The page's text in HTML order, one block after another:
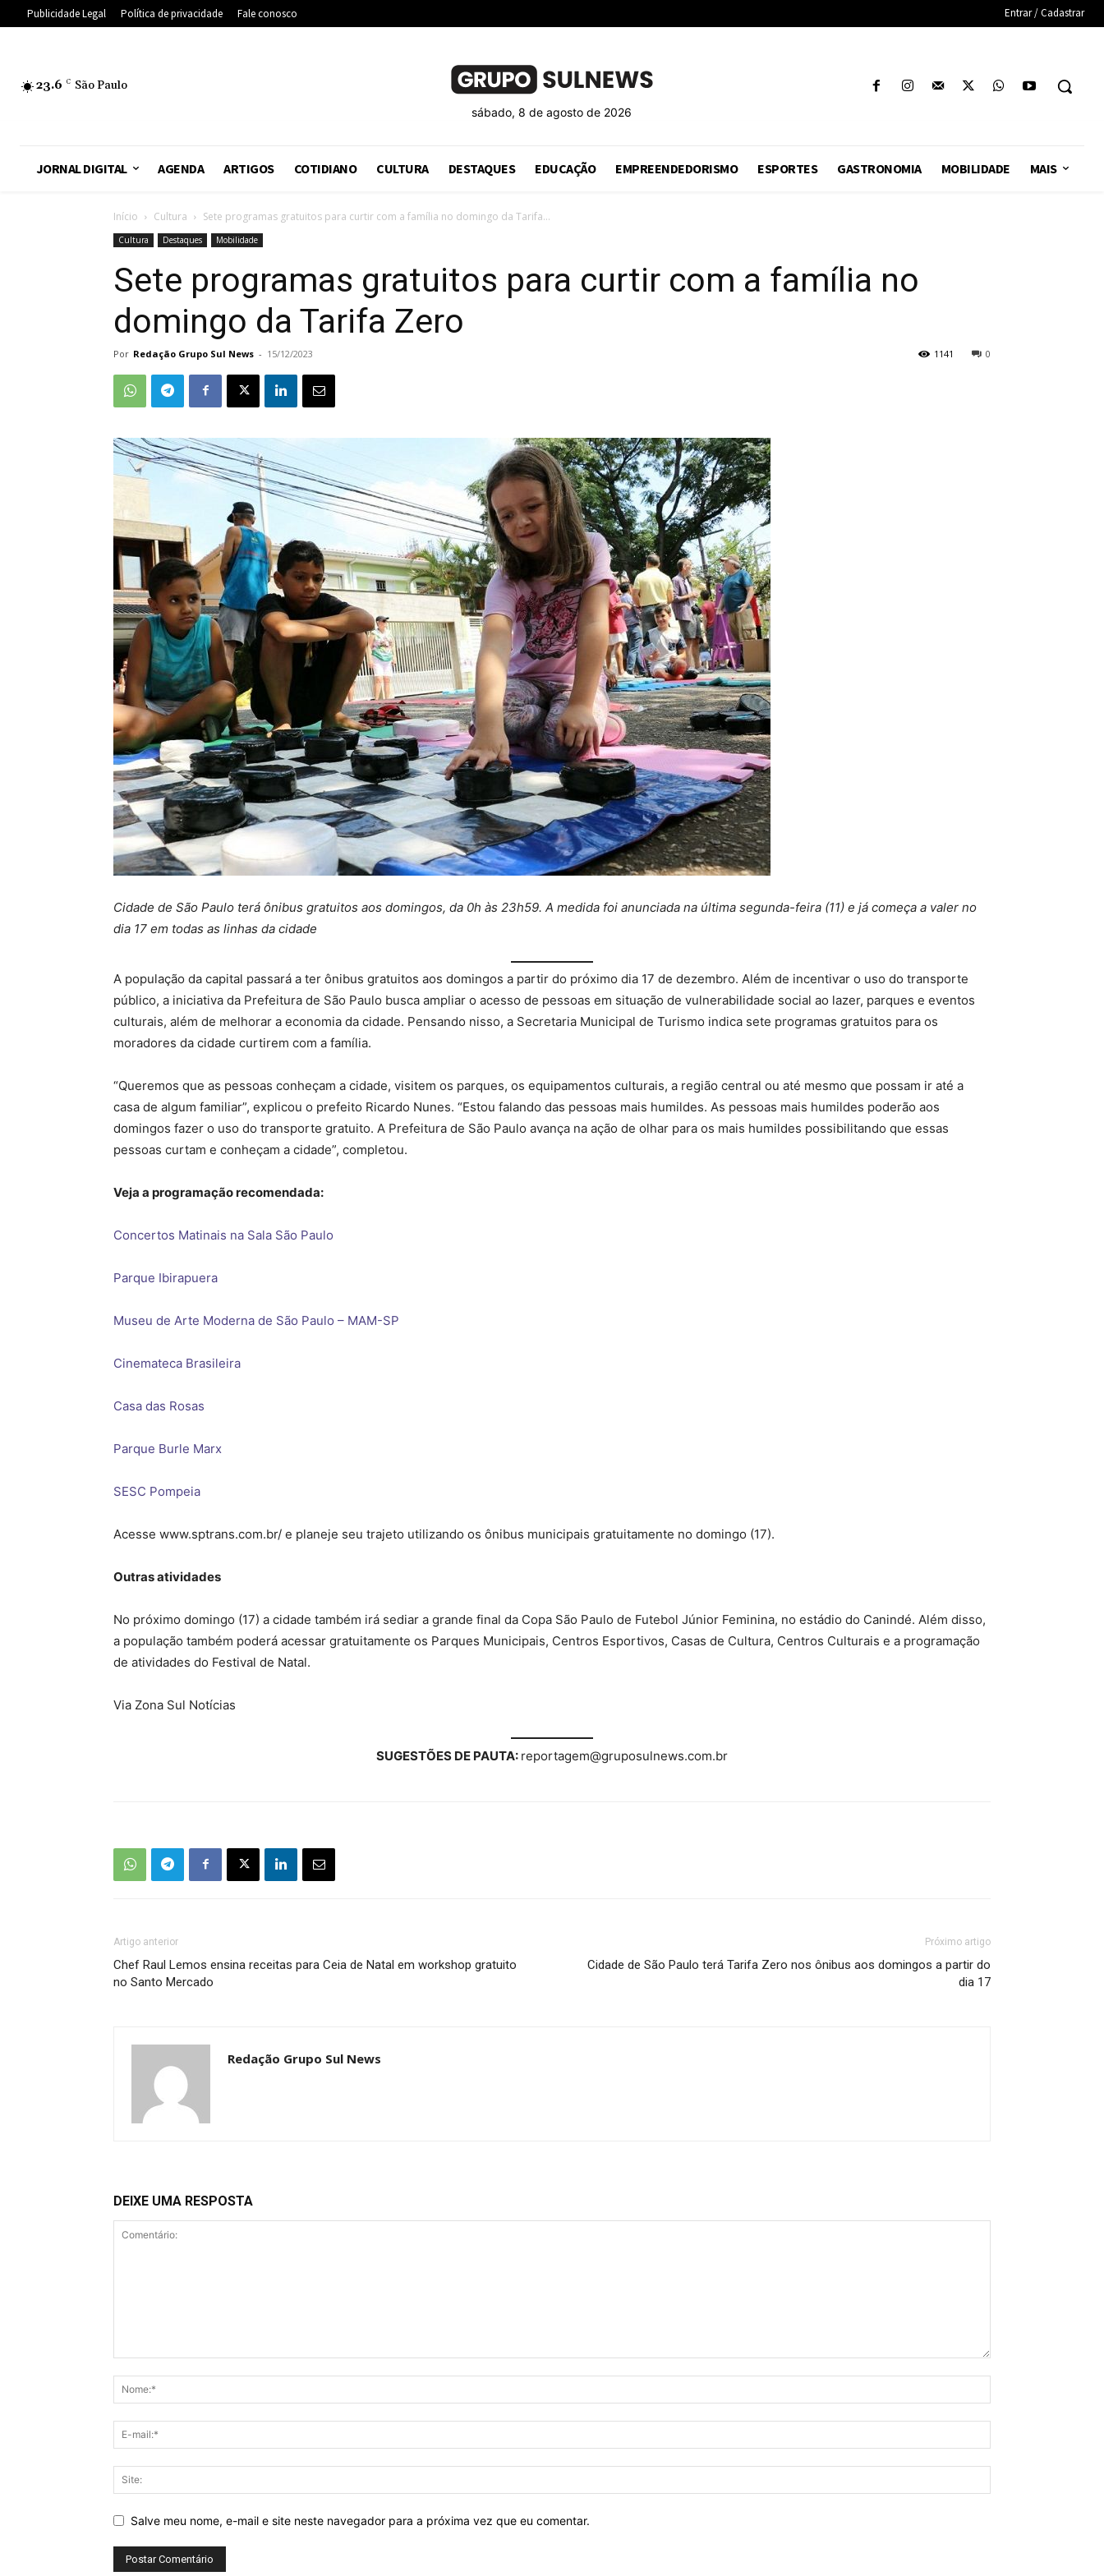
Publicidade Legal Política de privacidade Fale conosco Entrar / Cadastrar
23.6 C São Paulo
sábado, 8 de agosto de 2026
JORNAL DIGITAL AGENDA ARTIGOS COTIDIANO CULTURA DESTAQUES EDUCAÇÃO EMPREENDEDORISMO ESPORTES GASTRONOMIA MOBILIDADE MAIS
Início Cultura Sete programas gratuitos para curtir com a família no domingo da Tarifa...
Cultura Destaques Mobilidade
Sete programas gratuitos para curtir com a família no
domingo da Tarifa Zero
Por Redação Grupo Sul News - 15/12/2023 0
1141
Cidade de São Paulo terá ônibus gratuitos aos domingos, da 0h às 23h59. A medida foi anunciada na última segunda-feira (11) e já começa a valer no
dia 17 em todas as linhas da cidade
A população da capital passará a ter ônibus gratuitos aos domingos a partir do próximo dia 17 de dezembro. Além de incentivar o uso do transporte
público, a iniciativa da Prefeitura de São Paulo busca ampliar o acesso de pessoas em situação de vulnerabilidade social ao lazer, parques e eventos
culturais, além de melhorar a economia da cidade. Pensando nisso, a Secretaria Municipal de Turismo indica sete programas gratuitos para os
moradores da cidade curtirem com a família.
“Queremos que as pessoas conheçam a cidade, visitem os parques, os equipamentos culturais, a região central ou até mesmo que possam ir até a
casa de algum familiar”, explicou o prefeito Ricardo Nunes. “Estou falando das pessoas mais humildes. As pessoas mais humildes poderão aos
domingos fazer o uso do transporte gratuito. A Prefeitura de São Paulo avança na ação de olhar para os mais humildes possibilitando que essas
pessoas curtam e conheçam a cidade”, completou.
Veja a programação recomendada:
Concertos Matinais na Sala São Paulo
Parque Ibirapuera
Museu de Arte Moderna de São Paulo – MAM-SP
Cinemateca Brasileira
Casa das Rosas
Parque Burle Marx
SESC Pompeia
Acesse www.sptrans.com.br/ e planeje seu trajeto utilizando os ônibus municipais gratuitamente no domingo (17).
Outras atividades
No próximo domingo (17) a cidade também irá sediar a grande final da Copa São Paulo de Futebol Júnior Feminina, no estádio do Canindé. Além disso,
a população também poderá acessar gratuitamente os Parques Municipais, Centros Esportivos, Casas de Cultura, Centros Culturais e a programação
de atividades do Festival de Natal.
Via Zona Sul Notícias
SUGESTÕES DE PAUTA: reportagem@gruposulnews.com.br
Artigo anterior
Chef Raul Lemos ensina receitas para Ceia de Natal em workshop gratuito
no Santo Mercado
Próximo artigo
Cidade de São Paulo terá Tarifa Zero nos ônibus aos domingos a partir do
dia 17
Redação Grupo Sul News
DEIXE UMA RESPOSTA
Salve meu nome, e-mail e site neste navegador para a próxima vez que eu comentar.